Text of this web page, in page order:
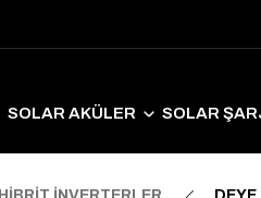
SOLAR AKÜLER SOLAR